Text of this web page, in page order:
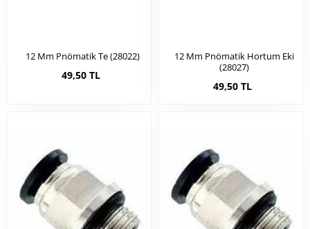
12 Mm Pnömatik Te (28022)
49,50 TL
12 Mm Pnömatik Hortum Eki
(28027)
49,50 TL